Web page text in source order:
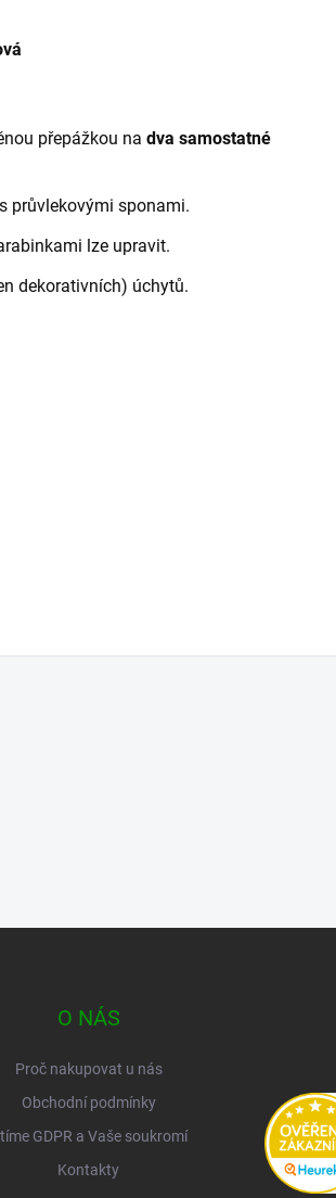
přepážkou na dva samostatné
průvlekovými sponami.
lze upravit.
dekorativních) úchytů.
O NÁS
Proč nakupovat u nás
Obchodní podmínky
GDPR a Vaše soukromí
Kontakty